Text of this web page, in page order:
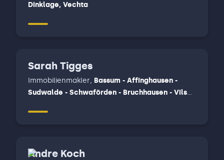
Dinklage, Vechta
Sarah Tigges
Immobilienmakler, Bassum - Affinghausen -
Sudwalde - Schwaförden - Bruchhausen - Vilsen
Andre Koch